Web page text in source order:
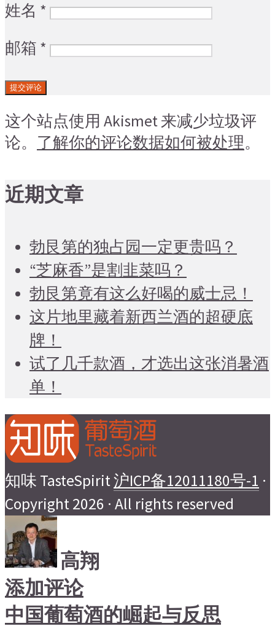
姓名 *
邮箱 *
这个站点使用 Akismet 来减少垃圾评
论。 了解你的评论数据如何被处理。
近期文章
勃艮第的独占园一定更贵吗？
“芝麻香”是割韭菜吗？
勃艮第竟有这么好喝的威士忌！
这片地里藏着新西兰酒的超硬底
牌！
试了几千款酒，才选出这张消暑酒
单！
知味 TasteSpirit沪ICP备12011180号-1 ·
Copyright 2026 · All rights reserved
高翔
添加评论
中国葡萄酒的崛起与反思